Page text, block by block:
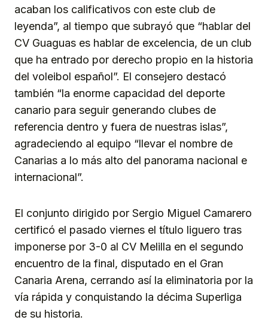
acaban los calificativos con este club de
leyenda”, al tiempo que subrayó que “hablar del
CV Guaguas es hablar de excelencia, de un club
que ha entrado por derecho propio en la historia
del voleibol español”. El consejero destacó
también “la enorme capacidad del deporte
canario para seguir generando clubes de
referencia dentro y fuera de nuestras islas”,
agradeciendo al equipo “llevar el nombre de
Canarias a lo más alto del panorama nacional e
internacional”.
El conjunto dirigido por Sergio Miguel Camarero
certificó el pasado viernes el título liguero tras
imponerse por 3-0 al CV Melilla en el segundo
encuentro de la final, disputado en el Gran
Canaria Arena, cerrando así la eliminatoria por la
vía rápida y conquistando la décima Superliga
de su historia.